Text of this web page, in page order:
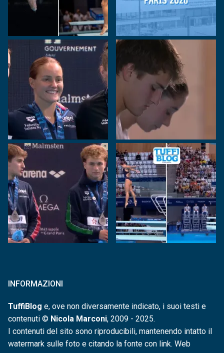
INFORMAZIONI
TuffiBlog e, ove non diversamente indicato, i suoi testi e
contenuti © Nicola Marconi, 2009 - 2025.
I contenuti del sito sono riproducibili, mantenendo intatto il
watermark sulle foto e citando la fonte con link. Web